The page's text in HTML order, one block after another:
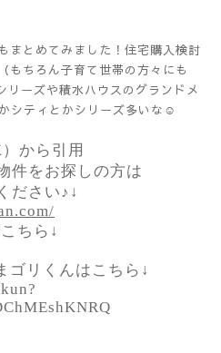
まとめてみました！住宅購入検討
もちろん子育て世帯の方々にも
リーズや積水ハウスのグランドメ
シティとかシリーズ多いな☺️
から引用
件をお探しの方は
ださい♪↓
ちら↓
ゴリくんはこちら↓